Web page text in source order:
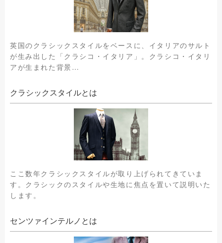
英国のクラシックスタイルをベースに、イタリアのサルト
が生み出した「クラシコ・イタリア」。クラシコ・イタリ
アが生まれた背景…
クラシックスタイルとは
ここ数年クラシックスタイルが取り上げられてきていま
す。クラシックのスタイルや生地に焦点を置いて説明いた
します。
センツァインテルノとは